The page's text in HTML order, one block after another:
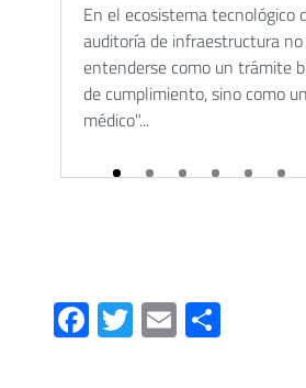
En el ecosistema tecnológico
auditoría de infraestructura
entenderse como un trámite
de cumplimiento, sino como
médico"...
Fa
ce
T
wi
E
m
C